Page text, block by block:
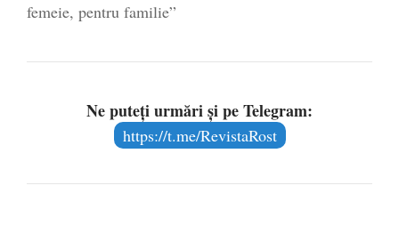
femeie, pentru familie”
Ne puteți urmări și pe Telegram:
https://t.me/RevistaRost